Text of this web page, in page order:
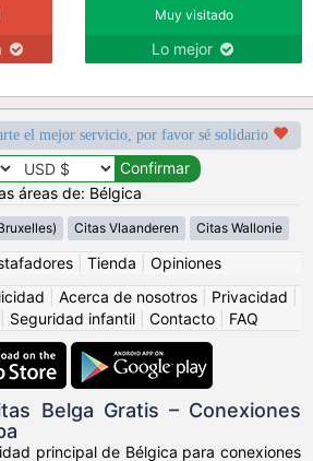
Muy visitado
Lo mejor
el mejor servicio, por favor sé solidario
áreas de: Bélgica
Citas Vlaanderen Citas Wallonie
Tienda
Opiniones
Acerca de nosotros Privacidad
Seguridad infantil Contacto FAQ
Belga Gratis – Conexiones
principal de Bélgica para conexiones